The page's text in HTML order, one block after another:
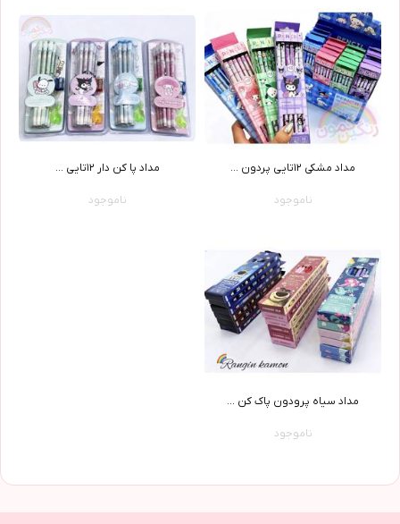
مداد مشکی ١٢تایی پردون ...
ناموجود
مداد پا کن دار ١٢تایی ...
ناموجود
مداد سیاه پرودون پاک کن ...
ناموجود